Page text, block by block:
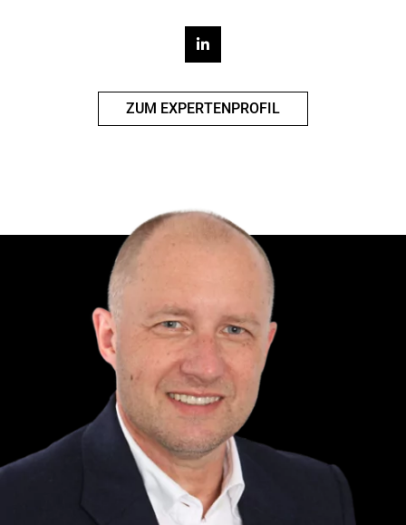
ZUM EXPERTENPROFIL